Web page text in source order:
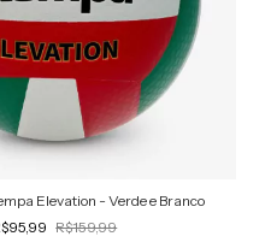
Elevation - Verde e Branco
R$159,99